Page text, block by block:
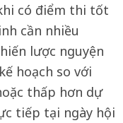
có điểm thi tốt
cần nhiều
lược nguyện
hoạch so với
thấp hơn dự
tiếp tại ngày hội